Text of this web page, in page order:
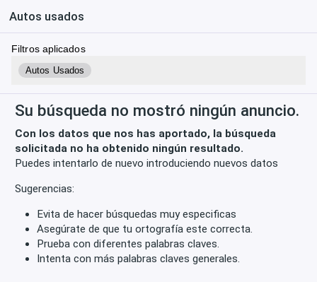
Autos usados
Filtros aplicados
Autos Usados
Su búsqueda no mostró ningún anuncio.
Con los datos que nos has aportado, la búsqueda
solicitada no ha obtenido ningún resultado.
Puedes intentarlo de nuevo introduciendo nuevos datos
Sugerencias:
Evita de hacer búsquedas muy especificas
Asegúrate de que tu ortografía este correcta.
Prueba con diferentes palabras claves.
Intenta con más palabras claves generales.